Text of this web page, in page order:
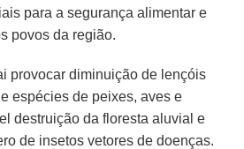
para a segurança alimentar e
povos da região.
provocar diminuição de lençóis
espécies de peixes, aves e
destruição da floresta aluvial e
de insetos vetores de doenças.